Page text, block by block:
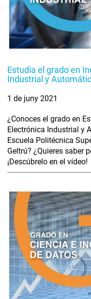
Estudia el grado en
Industrial y
1 de juny 2021
¿Conoces el grado en
Electrónica Industrial y
Escuela Politécnica
Geltrú? ¿Quieres saber
¡Descúbrelo en el vídeo!